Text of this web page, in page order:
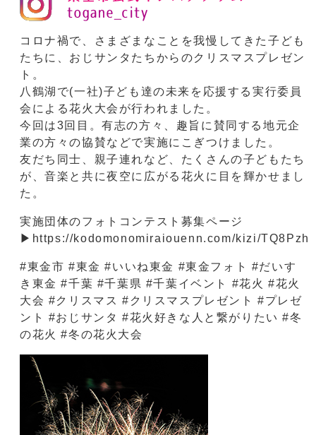
コロナ禍で、さまざまなことを我慢してきた子ども
たちに、おじサンタたちからのクリスマスプレゼン
ト。
八鶴湖で(一社)子ども達の未来を応援する実行委員
会による花火大会が行われました。
今回は3回目。有志の方々、趣旨に賛同する地元企
業の方々の協賛などで実施にこぎつけました。
友だち同士、親子連れなど、たくさんの子どもたち
が、音楽と共に夜空に広がる花火に目を輝かせまし
た。
実施団体のフォトコンテスト募集ページ
▶https://kodomonomiraiouenn.com/kizi/
#東金市 #東金 #いいね東金 #東金フォト #だいす
き東金 #千葉 #千葉県 #千葉イベント #花火 #花火
大会 #クリスマス #クリスマスプレゼント #プレゼ
ント #おじサンタ #花火好きな人と繋がりたい #冬
の花火 #冬の花火大会